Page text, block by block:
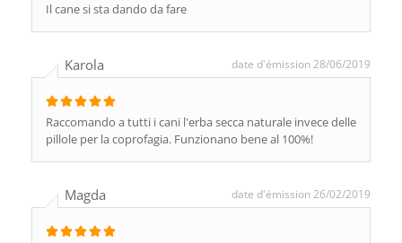
Il cane si sta dando da fare
Karola date d'émission 28/06/2019
Raccomando a tutti i cani l'erba secca naturale invece delle
pillole per la coprofagia. Funzionano bene al 100%!
Magda date d'émission 26/02/2019